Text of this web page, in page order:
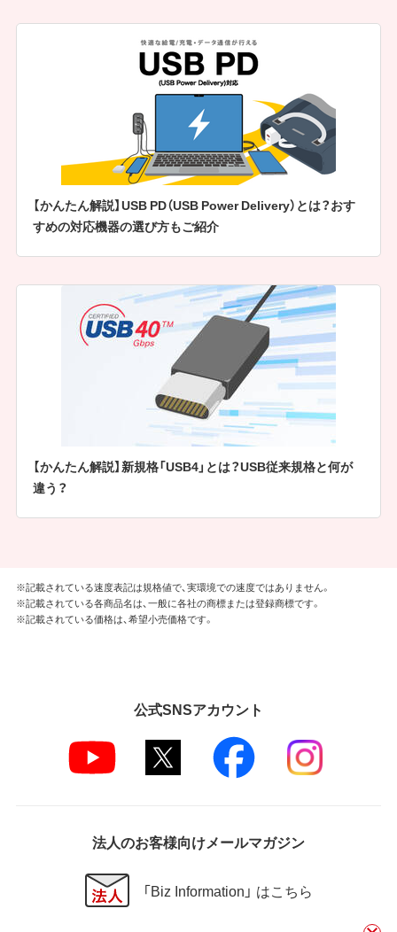
【かんたん解説】USB PD（USB Power Delivery）とは？おす
すめの対応機器の選び方もご紹介
【かんたん解説】新規格「USB4」とは？USB従来規格と何が
違う？
※記載されている速度表記は規格値で、実環境での速度ではありません。
※記載されている各商品名は、一般に各社の商標または登録商標です。
※記載されている価格は、希望小売価格です。
公式SNSアカウント
法人のお客様向けメールマガジン
「Biz Information」 はこちら